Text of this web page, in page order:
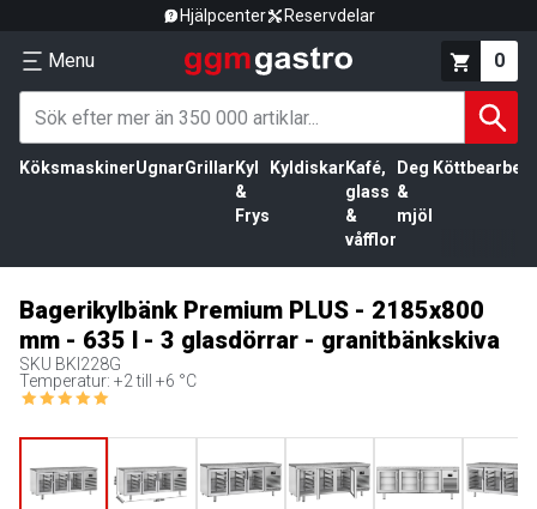
Hjälpcenter Reservdelar
Menu 0
KöksmaskinerUgnarGrillar Kyl
&
Frys
Kyldiskar Kafé,
glass
&
våfflor
Deg
&
mjöl
Bagerikylbänk Premium PLUS - 2185x800
mm - 635 l - 3 glasdörrar - granitbänkskiva
SKU BKI228G
Temperatur: +2 till +6 °C